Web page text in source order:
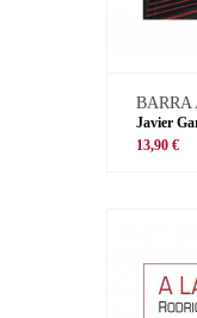
BARRA
Javier
13,90 €